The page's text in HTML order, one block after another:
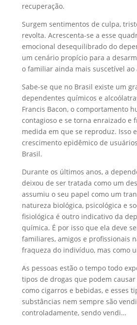
recuperação.
Surgem sentimentos de culpa,
revolta. Acrescenta-se a esse
emocional desequilibrado do
um cenário propício para a
o familiar ainda mais suscetível ao
Sabe-se que no Brasil existe um
dependentes químicos e
Francis Bacon, o comportamento
contagioso e se torna enraizado e
medida em que se reproduz. Isso
crescimento epidêmico de
Brasil.
Durante os últimos anos, a
deixou de ser tratada como um
assumiu o seu papel como um
natureza biológica, psicológica e
fisiológica é outro indicativo da
química. É por isso que ela deve
familiares, amigos e profissionais
fraqueza do indivíduo, mas como
As pessoas estão o tempo todo
tipos de drogas que podem
como cigarros e bebidas, e esses
substâncias nem sempre são
controladamente, sendo vendi…